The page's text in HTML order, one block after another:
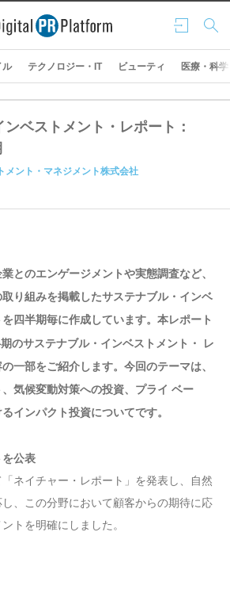
ログ
イン
検索
ル テクノロジー・IT ビューティ 医療・科学
ベストメント・レポート：
メント・マネジメント株式会社
とのエンゲージメントや実態調査など、
り組みを掲載したサステナブル・インベ
四半期毎に作成しています。本レポート
のサステナブル・インベストメント・ レ
一部をご紹介します。今回のテーマは、
気候変動対策への投資、プライ ベー
インパクト投資についてです。
公表
ネイチャー・レポート」を発表し、自然
、この分野において顧客からの期待に応
トを明確にしました。